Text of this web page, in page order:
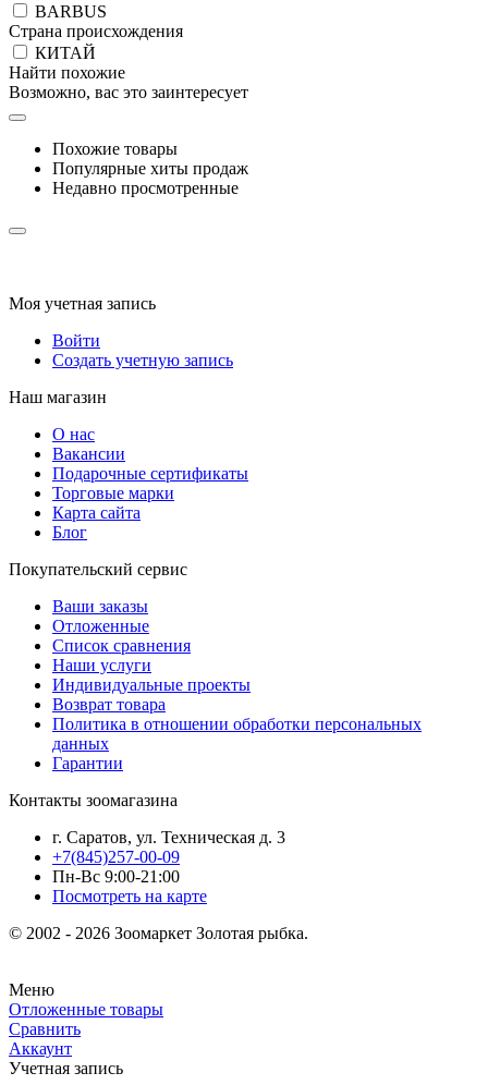
BARBUS
Страна происхождения
КИТАЙ
Найти похожие
Возможно, вас это заинтересует
Похожие товары
Популярные хиты продаж
Недавно просмотренные
Моя учетная запись
Войти
Создать учетную запись
Наш магазин
О нас
Вакансии
Подарочные сертификаты
Торговые марки
Карта сайта
Блог
Покупательский сервис
Ваши заказы
Отложенные
Список сравнения
Наши услуги
Индивидуальные проекты
Возврат товара
Политика в отношении обработки персональных
данных
Гарантии
Контакты зоомагазина
г. Саратов, ул. Техническая д. 3
+7(845)257-00-09
Пн-Вс 9:00-21:00
Посмотреть на карте
© 2002 - 2026 Зоомаркет Золотая рыбка.
Меню
Отложенные товары
Сравнить
Аккаунт
Учетная запись